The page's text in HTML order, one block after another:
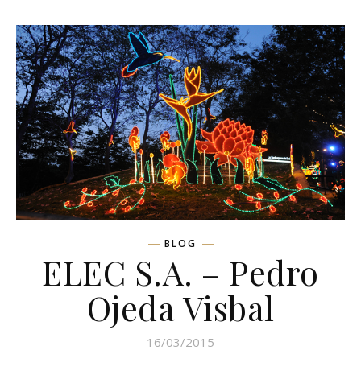
BLOG
ELEC S.A. – Pedro
Ojeda Visbal
16/03/2015